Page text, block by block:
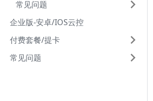
常见问题
企业版-安卓/IOS云控
付费套餐/提卡
常见问题